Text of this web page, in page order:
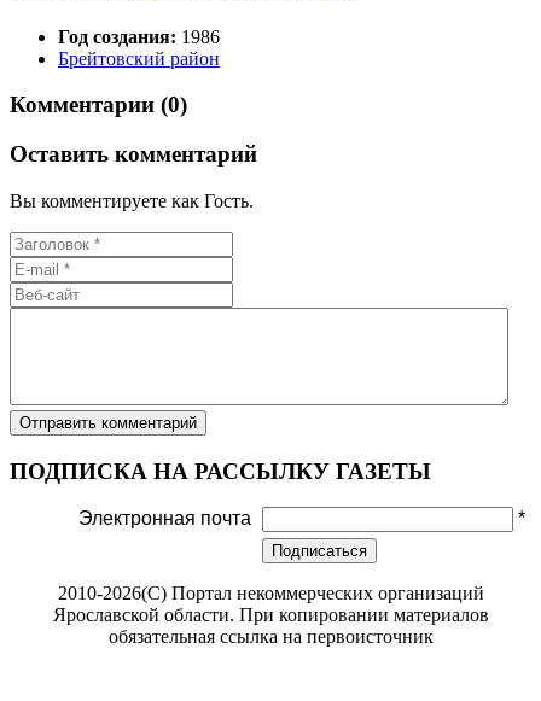
Год создания: 1986
Брейтовский район
Комментарии (0)
Оставить комментарий
Вы комментируете как Гость.
ПОДПИСКА НА РАССЫЛКУ ГАЗЕТЫ
Электронная почта *
Подписаться
2010-2026(С) Портал некоммерческих организаций
Ярославской области. При копировании материалов
обязательная ссылка на первоисточник